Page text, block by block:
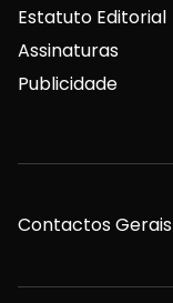
Estatuto Editorial
Assinaturas
Publicidade
Contactos Gerais